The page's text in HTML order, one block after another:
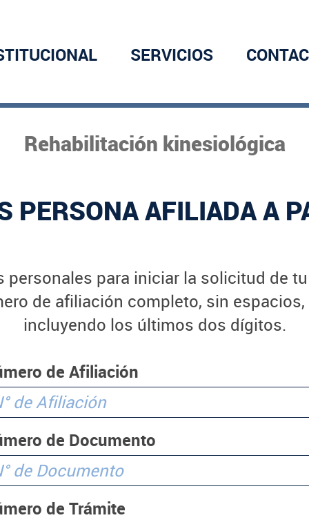
SERVICIOS
Rehabilitación kinesiológica
PERSONA AFILIADA A
personales para iniciar la solicitud de
de afiliación completo, sin
incluyendo los últimos dos dígitos.
de Afiliación
de Documento
de Trámite